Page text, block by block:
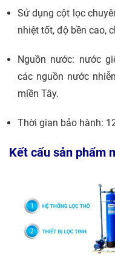
Sử dụng cột lọc
nhiệt tốt, độ bền cao,
Nguồn nước: nước
các nguồn nước
miền Tây.
Thời gian bảo hành:
Kết cấu sản phẩm